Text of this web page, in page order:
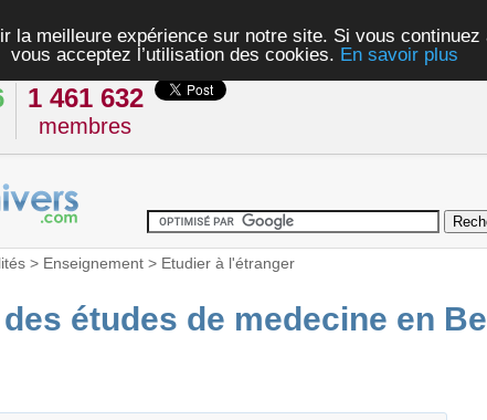
la meilleure expérience sur notre site. Si vous
vous acceptez l’utilisation des cookies. En savoir plus
1 461 632
membres
> Enseignement> Etudier à l'étranger
études de medecine en